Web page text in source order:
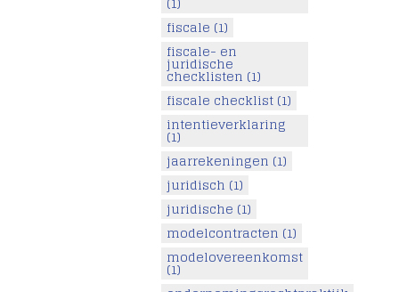
fiscale (1)
fiscale- en
juridische
checklisten (1)
fiscale checklist (1)
intentieverklaring
(1)
jaarrekeningen (1)
juridisch (1)
juridische (1)
modelcontracten (1)
modelovereenkomst
(1)